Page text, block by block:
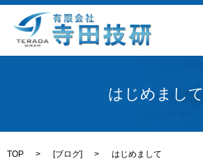
はじめまして
TOP [ブログ] はじめまして